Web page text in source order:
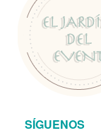
SÍGUENOS